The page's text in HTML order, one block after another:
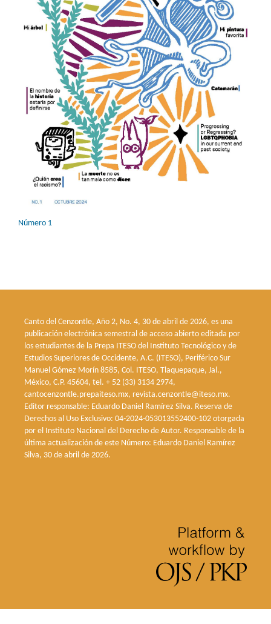
Número 1
Canto del Cenzontle, Año 2, No. 4, 30 de abril de 2026, es una
publicación electrónica semestral de acceso abierto editada por
los estudiantes de la Prepa ITESO del Instituto Tecnológico y de
Estudios Superiores de Occidente, A.C. (ITESO), Periférico Sur
Manuel Gómez Morín 8585, Col. ITESO, Tlaquepaque, Jal.,
México, C.P. 45604, tel. + 52 (33) 3134 2974,
cantocenzontle.prepaiteso.mx, revista.cenzontle@iteso.mx.
Editor responsable: Eduardo Daniel Ramírez Silva. Reserva de
Derechos al Uso Exclusivo: 04-2024-053013552400-102 otorgada
por el Instituto Nacional del Derecho de Autor. Responsable de la
última actualización de este Número: Eduardo Daniel Ramírez
Silva, 30 de abril de 2026.